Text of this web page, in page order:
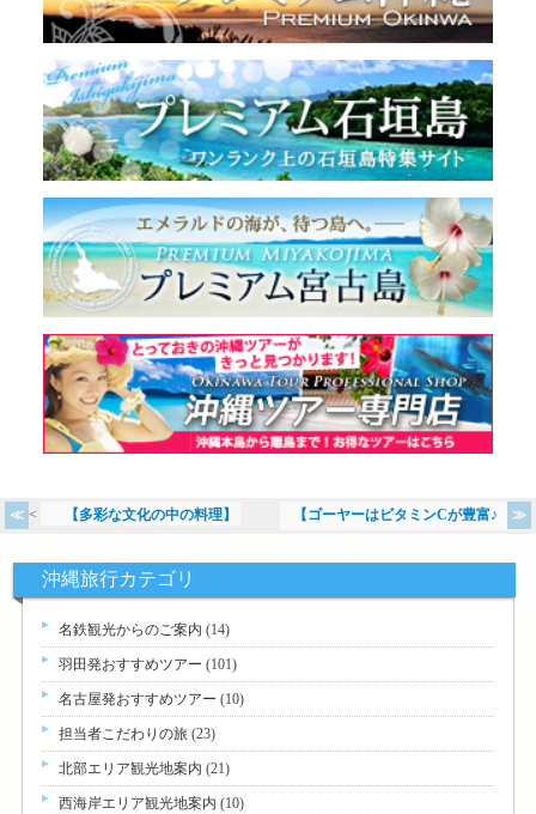
<< 【多彩な文化の中の料理】
【ゴーヤーはビタミンCが豊富♪
沖縄旅行カテゴリ
名鉄観光からのご案内 (14)
羽田発おすすめツアー (101)
名古屋発おすすめツアー (10)
担当者こだわりの旅 (23)
北部エリア観光地案内 (21)
西海岸エリア観光地案内 (10)